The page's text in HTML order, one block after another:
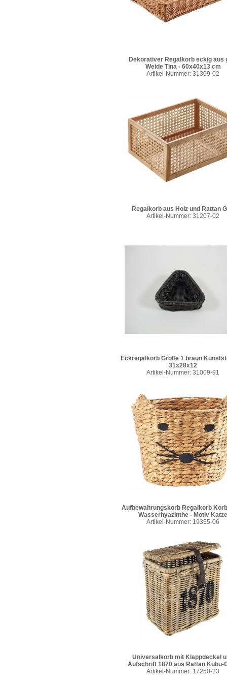
Dekorativer Regalkorb eckig aus
Weide Tina - 60x40x13 cm
Artikel-Nummer: 31309-02
Regalkorb aus Holz und Rattan
Artikel-Nummer: 31207-02
Eckregalkorb Größe 1 braun
31x28x12
Artikel-Nummer: 31009-91
Aufbewahrungskorb Regalkorb
Wasserhyazinthe - Motiv Katze
Artikel-Nummer: 19355-06
Universalkorb mit Klappdeckel
Aufschrift 1870 aus Rattan Kubu-
Artikel-Nummer: 17250-23